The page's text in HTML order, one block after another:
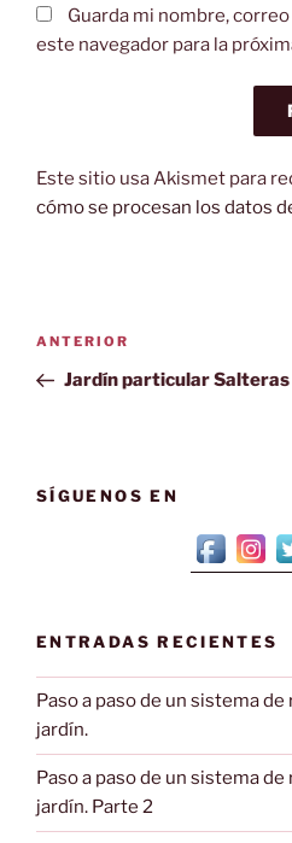
Guarda mi nombre,
este navegador para la
Este sitio usa Akismet para
cómo se procesan los datos
Navegación
entradas
Entrada
anterior:
ANTERIOR
Jardín particular Salteras
SÍGUENOS EN
ENTRADAS RECIENTES
Paso a paso de un sistema
jardín.
Paso a paso de un sistema
jardín. Parte 2